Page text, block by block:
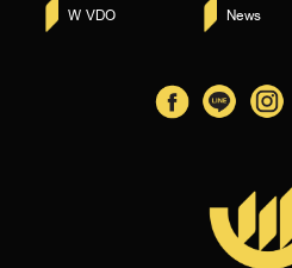
W VDO News